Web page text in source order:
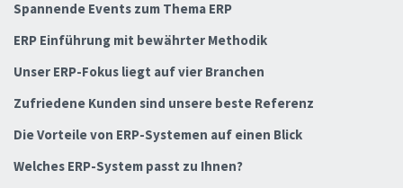
Spannende Events zum Thema ERP
ERP Einführung mit bewährter Methodik
Unser ERP-Fokus liegt auf vier Branchen
Zufriedene Kunden sind unsere beste Referenz
Die Vorteile von ERP-Systemen auf einen Blick
Welches ERP-System passt zu Ihnen?